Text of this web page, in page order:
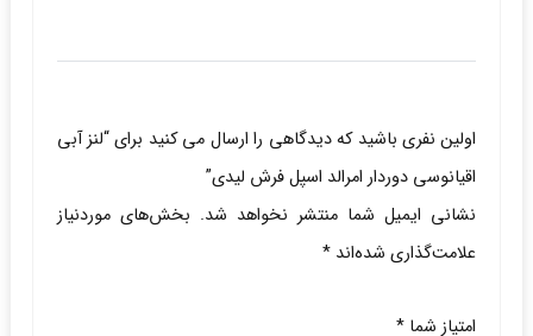
اولین نفری باشید که دیدگاهی را ارسال می کنید برای “لنز آبی
اقیانوسی دوردار امرالد اسپل فرش لیدی”
نشانی ایمیل شما منتشر نخواهد شد. بخش‌های موردنیاز
علامت‌گذاری شده‌اند *
امتیاز شما *